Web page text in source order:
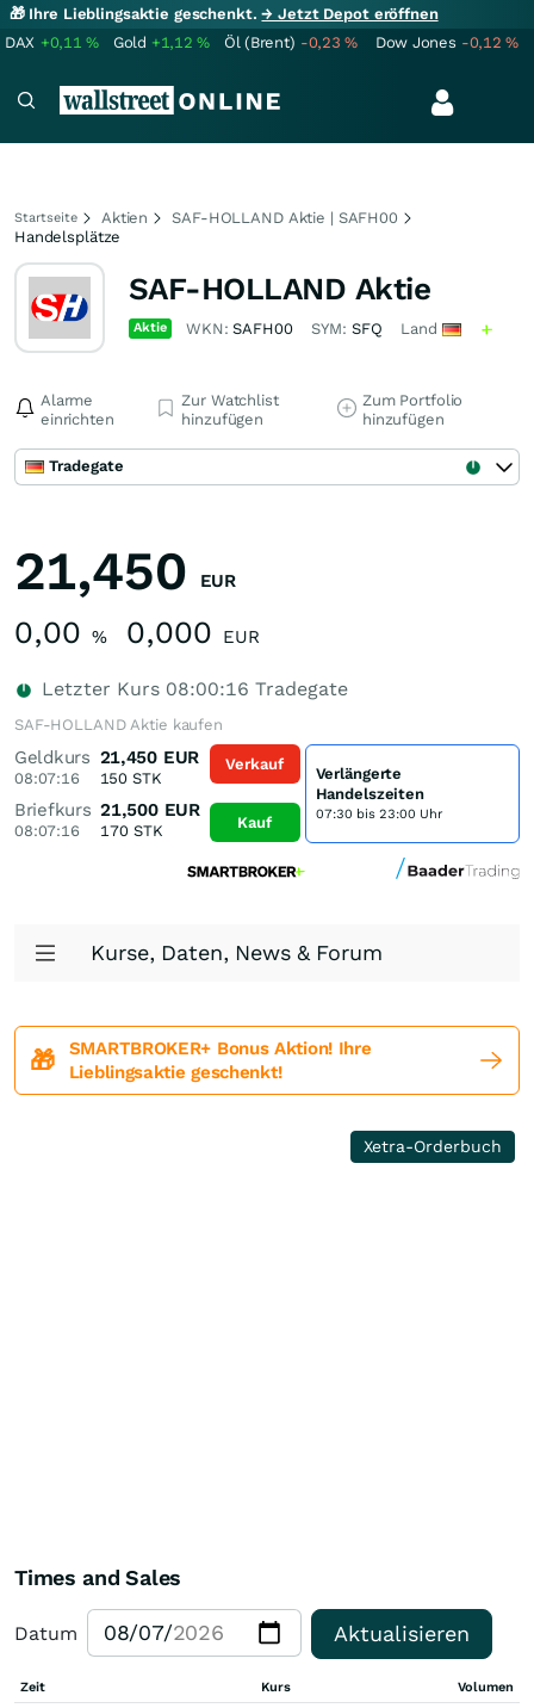
🎁 Ihre Lieblingsaktie geschenkt.→ Jetzt Depot eröffnen
DAX +0,11% Gold +1,12% Öl (Brent) -0,23% Dow Jones -0,12%
Startseite Aktien
SAF-HOLLAND Aktie | SAFH00
Handelsplätze
SAF-HOLLAND Aktie
Aktie WKN:SAFH00 SYM: SFQ Land
Alarme
einrichten
Zur Watchlist
hinzufügen
Zum Portfolio
hinzufügen
Tradegate
21,450 EUR
0,00 % 0,000 EUR
Letzter Kurs 08:00:16 Tradegate
SAF-HOLLAND Aktie kaufen
Geldkurs
08:07:16
21,450 EUR
150 STK
Briefkurs
08:07:16
21,500 EUR
170STK
Verkauf
Kauf
Verlängerte
Handelszeiten
07:30 bis 23:00 Uhr
Kurse, Daten, News & Forum
🎁
SMARTBROKER+ Bonus Aktion! Ihre
Lieblingsaktie geschenkt!
Xetra-Orderbuch
Times and Sales
Datum Aktualisieren
Zeit Kurs Volumen